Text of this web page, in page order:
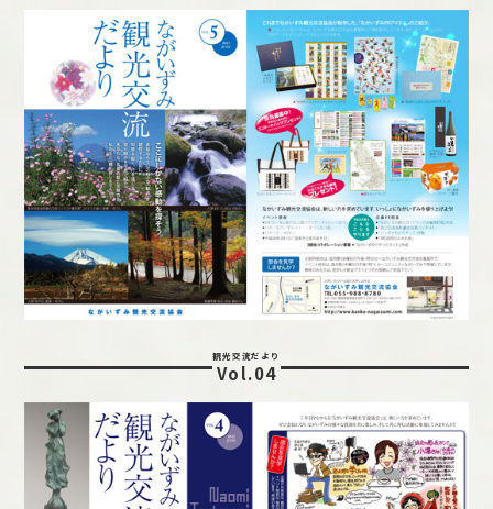
観光交流だより
Vol.04